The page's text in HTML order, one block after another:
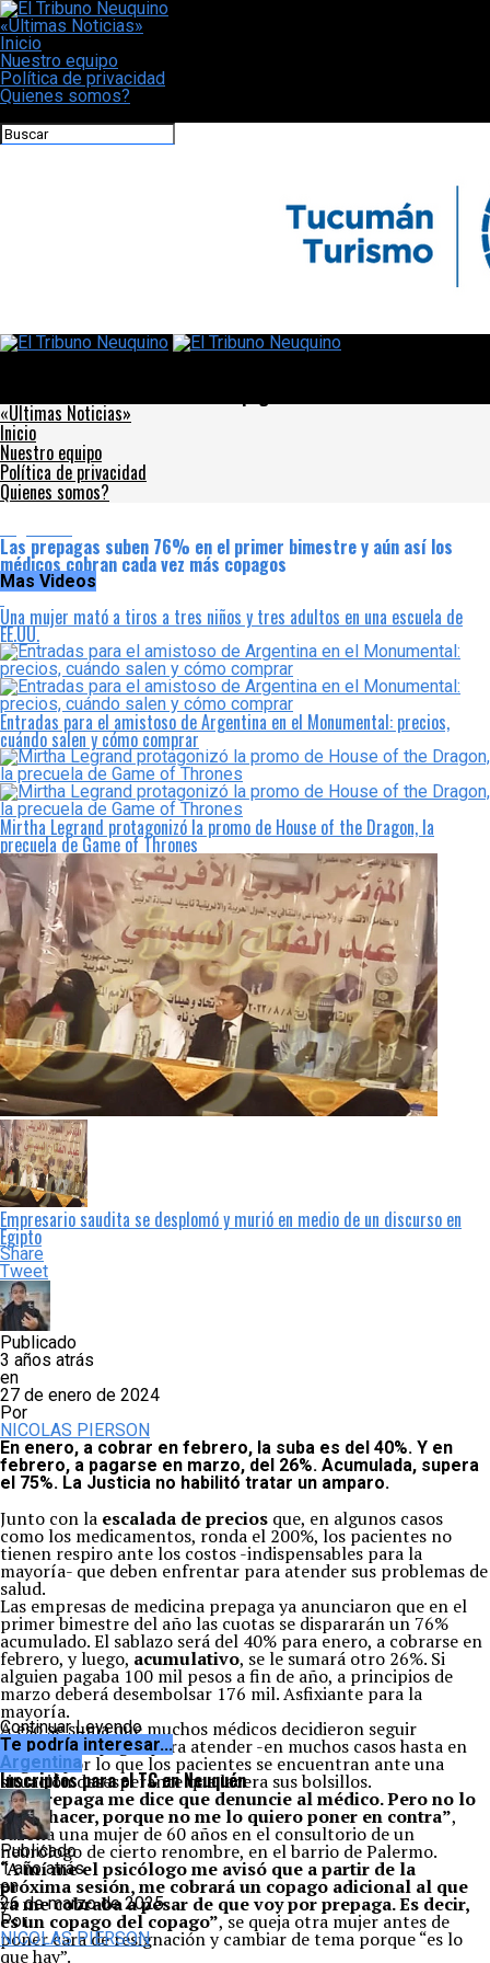
«Últimas Noticias»
Inicio
Nuestro equipo
Política de privacidad
Quienes somos?
«Últimas Noticias»
Inicio
Nuestro equipo
Política de privacidad
Quienes somos?
Las prepagas suben 76% en el primer bimestre y aún así los
médicos cobran cada vez más copagos
Mas Videos
Una mujer mató a tiros a tres niños y tres adultos en una escuela de
EE.UU.
Entradas para el amistoso de Argentina en el Monumental: precios,
cuándo salen y cómo comprar
Mirtha Legrand protagonizó la promo de House of the Dragon, la
precuela de Game of Thrones
Empresario saudita se desplomó y murió en medio de un discurso en
Egipto
Share
Tweet
Publicado
3 años atrás
en
27 de enero de 2024
Por
NICOLAS PIERSON
En enero, a cobrar en febrero, la suba es del 40%. Y en
febrero, a pagarse en marzo, del 26%. Acumulada, supera
el 75%. La Justicia no habilitó tratar un amparo.
Junto con la escalada de precios que, en algunos casos
como los medicamentos, ronda el 200%, los pacientes no
tienen respiro ante los costos -indispensables para la
mayoría- que deben enfrentar para atender sus problemas de
salud.
Las empresas de medicina prepaga ya anunciaron que en el
primer bimestre del año las cuotas se dispararán un 76%
acumulado. El sablazo será del 40% para enero, a cobrarse en
febrero, y luego, acumulativo, se le sumará otro 26%. Si
alguien pagaba 100 mil pesos a fin de año, a principios de
marzo deberá desembolsar 176 mil. Asfixiante para la
mayoría.
A eso se suma que muchos médicos decidieron seguir
cobrando copagos para atender -en muchos casos hasta en
negro-, por lo que los pacientes se encuentran ante una
situación desesperante que lacera sus bolsillos.
“La prepaga me dice que denuncie al médico. Pero no lo
voy a hacer, porque no me lo quiero poner en contra”,
razona una mujer de 60 años en el consultorio de un
neurólogo de cierto renombre, en el barrio de Palermo.
“A mí me el psicólogo me avisó que a partir de la
próxima sesión, me cobrará un copago adicional al que
ya me cobraba a pesar de que voy por prepaga. Es decir,
es un copago del copago”, se queja otra mujer antes de
poner cara de resignación y cambiar de tema porque “es lo
que hay”.
Continuar Leyendo
Te podría interesar...
Argentina
Inscriptos para el TC en Neuquén
Publicado
1 año atrás
en
26 de marzo de 2025
Por
NICOLAS PIERSON